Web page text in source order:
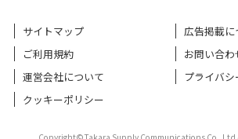
サイトマップ
広告掲載に
ご利用規約
お問い合わ
運営会社について
プライバ
クッキーポリシー